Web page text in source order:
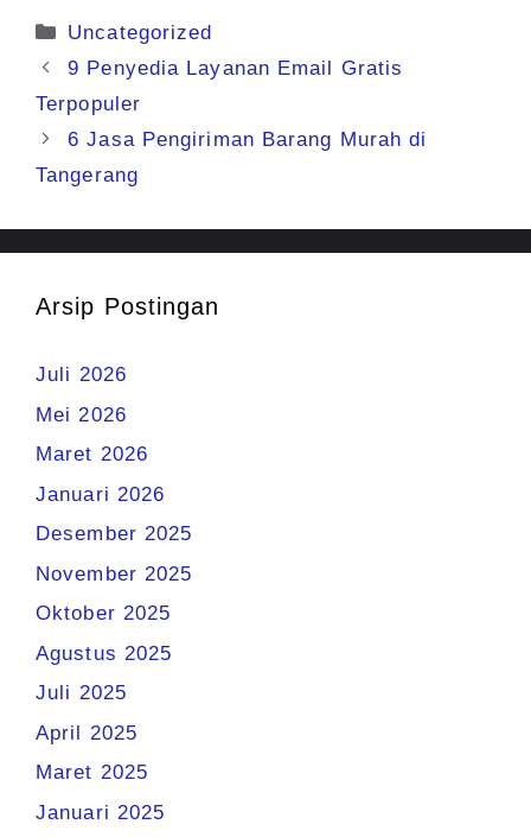
Kategori
Uncategorized
9 Penyedia Layanan Email Gratis
Terpopuler
6 Jasa Pengiriman Barang Murah di
Tangerang
Arsip Postingan
Juli 2026
Mei 2026
Maret 2026
Januari 2026
Desember 2025
November 2025
Oktober 2025
Agustus 2025
Juli 2025
April 2025
Maret 2025
Januari 2025